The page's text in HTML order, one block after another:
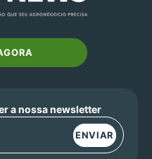
a nossa newsletter
ENVIAR